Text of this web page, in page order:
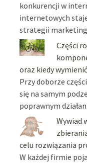
konkurencji w
internetowych
strategii
Części
oraz kiedy
Przy doborze
się na samym
poprawnym
Wywiad
celu rozwiązania
W każdej firmie